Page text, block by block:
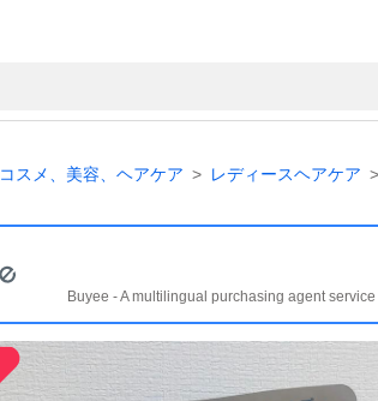
コスメ、美容、ヘアケア レディースヘアケア
Buyee - A multilingual purchasing agent